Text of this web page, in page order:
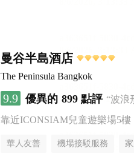
曼谷半島酒店
The Peninsula Bangkok
9.9 優異的 899 點評 “波浪
靠近ICONSIAM兒童遊樂場5樓
華人友善 機場接駁服務